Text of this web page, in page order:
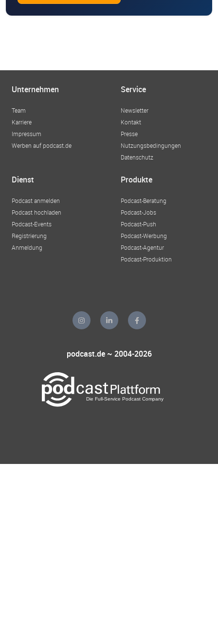
Unternehmen
Team
Karriere
Impressum
Werben auf podcast.de
Service
Newsletter
Kontakt
Presse
Nutzungsbedingungen
Datenschutz
Dienst
Podcast anmelden
Podcast hochladen
Podcast-Events
Registrierung
Anmeldung
Produkte
Podcast-Beratung
Podcast-Jobs
Podcast-Push
Podcast-Werbung
Podcast-Agentur
Podcast-Produktion
podcast.de ~ 2004-2026